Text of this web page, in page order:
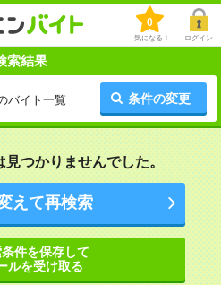
0
気になる！ ログイン
索結果
バイト一覧 条件の変更
つかりませんでした。
えて再検索
件を保存して
ルを受け取る